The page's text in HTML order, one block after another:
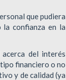
que pudiera
la confianza en la
del interés
financiero o no
y de calidad (ya